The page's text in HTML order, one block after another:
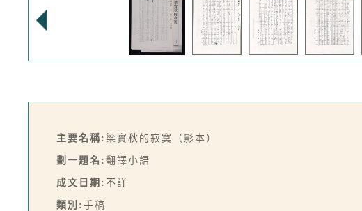
主要名稱: 梁實秋的寂寞（影本）
劃一題名: 翻譯小語
成文日期: 不詳
類別: 手稿